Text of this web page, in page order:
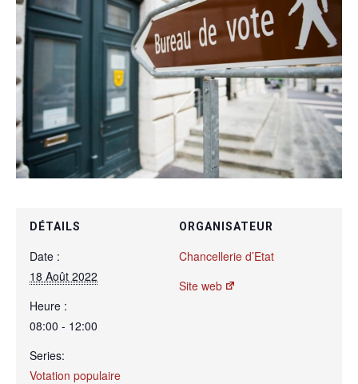
Genève
DÉTAILS
Date :
18 Août 2022
Heure :
08:00 - 12:00
Series:
Votation populaire
ORGANISATEUR
Chancellerie d’Etat
Site web